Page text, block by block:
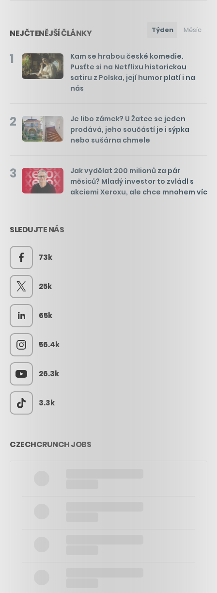
NEJČTENĚJŠÍ ČLÁNKY Týden Měsíc
1
Kam se hrabou české komedie.
Pusťte si na Netflixu historickou
satiru z Polska, její humor platí i na
nás
2
Je libo zámek? U Žatce se jeden
prodává, jeho součástí je i sýpka
nebo sušárna chmele
3
Jak vydělat 200 milionů za pár
měsíců? Mladý investor to zvládl s
akciemi Xeroxu, ale chce mnohem víc
SLEDUJTE NÁS
73k
25k
65k
56.4k
26.3k
3.3k
CZECHCRUNCH JOBS